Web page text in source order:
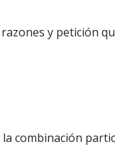
y petición
combinación